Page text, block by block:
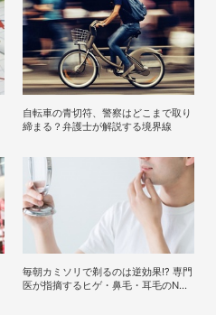
自転車の青切符、警察はどこまで取り
締まる？弁護士が解説する境界線
毎朝カミソリで剃るのは逆効果!? 専門
医が指摘するヒゲ・鼻毛・耳毛のNG